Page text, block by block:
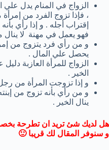
الزواج في المنام يدل علي
، فإذا تزوج الفرد من
إقتراب أجله . و إذا رأي
فهو يعمل في مهنة لا ينال
و من رأي فرد يتزوج من
يحصل علي المال .
الزواج للمرأة العازبة
الخير .
و إذا تزوجت المرأة من
و من رأي بأنه تزوج من
ينال الخير .
هل لديك شئ تريد ان تطرحة
و سنوفر المقال لك قريبا 🙂